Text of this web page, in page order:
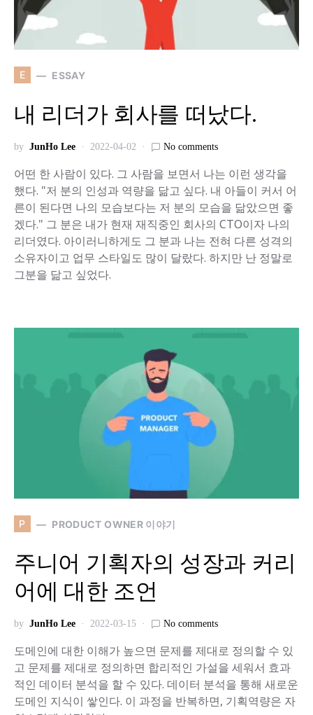
E ESSAY
내 리더가 회사를 떠났다.
by JunHo Lee 2022-04-02 No comments
어떤 한 사람이 있다. 그 사람을 보면서 나는 이런 생각을
했다. "저 분의 인성과 역량을 닮고 싶다. 내 아들이 커서 어
른이 된다면 나의 모습보다는 저 분의 모습을 닮았으면 좋
겠다." 그 분은 내가 현재 재직중인 회사의 CTO이자 나의
리더였다. 아이러니하게도 그 분과 나는 전혀 다른 성격의
소유자이고 업무 스타일도 많이 달랐다. 하지만 난 정말로
그분을 닮고 싶었다.
P PRODUCT OWNER 이야기
주니어 기획자의 성장과 커리
어에 대한 조언
by JunHo Lee 2022-03-15 No comments
도메인에 대한 이해가 높으면 문제를 제대로 정의할 수 있
고 문제를 제대로 정의하면 합리적인 가설을 세워서 효과
적인 데이터 분석을 할 수 있다. 데이터 분석을 통해 새로운
도메인 지식이 쌓인다. 이 과정을 반복하면, 기획역량은 자